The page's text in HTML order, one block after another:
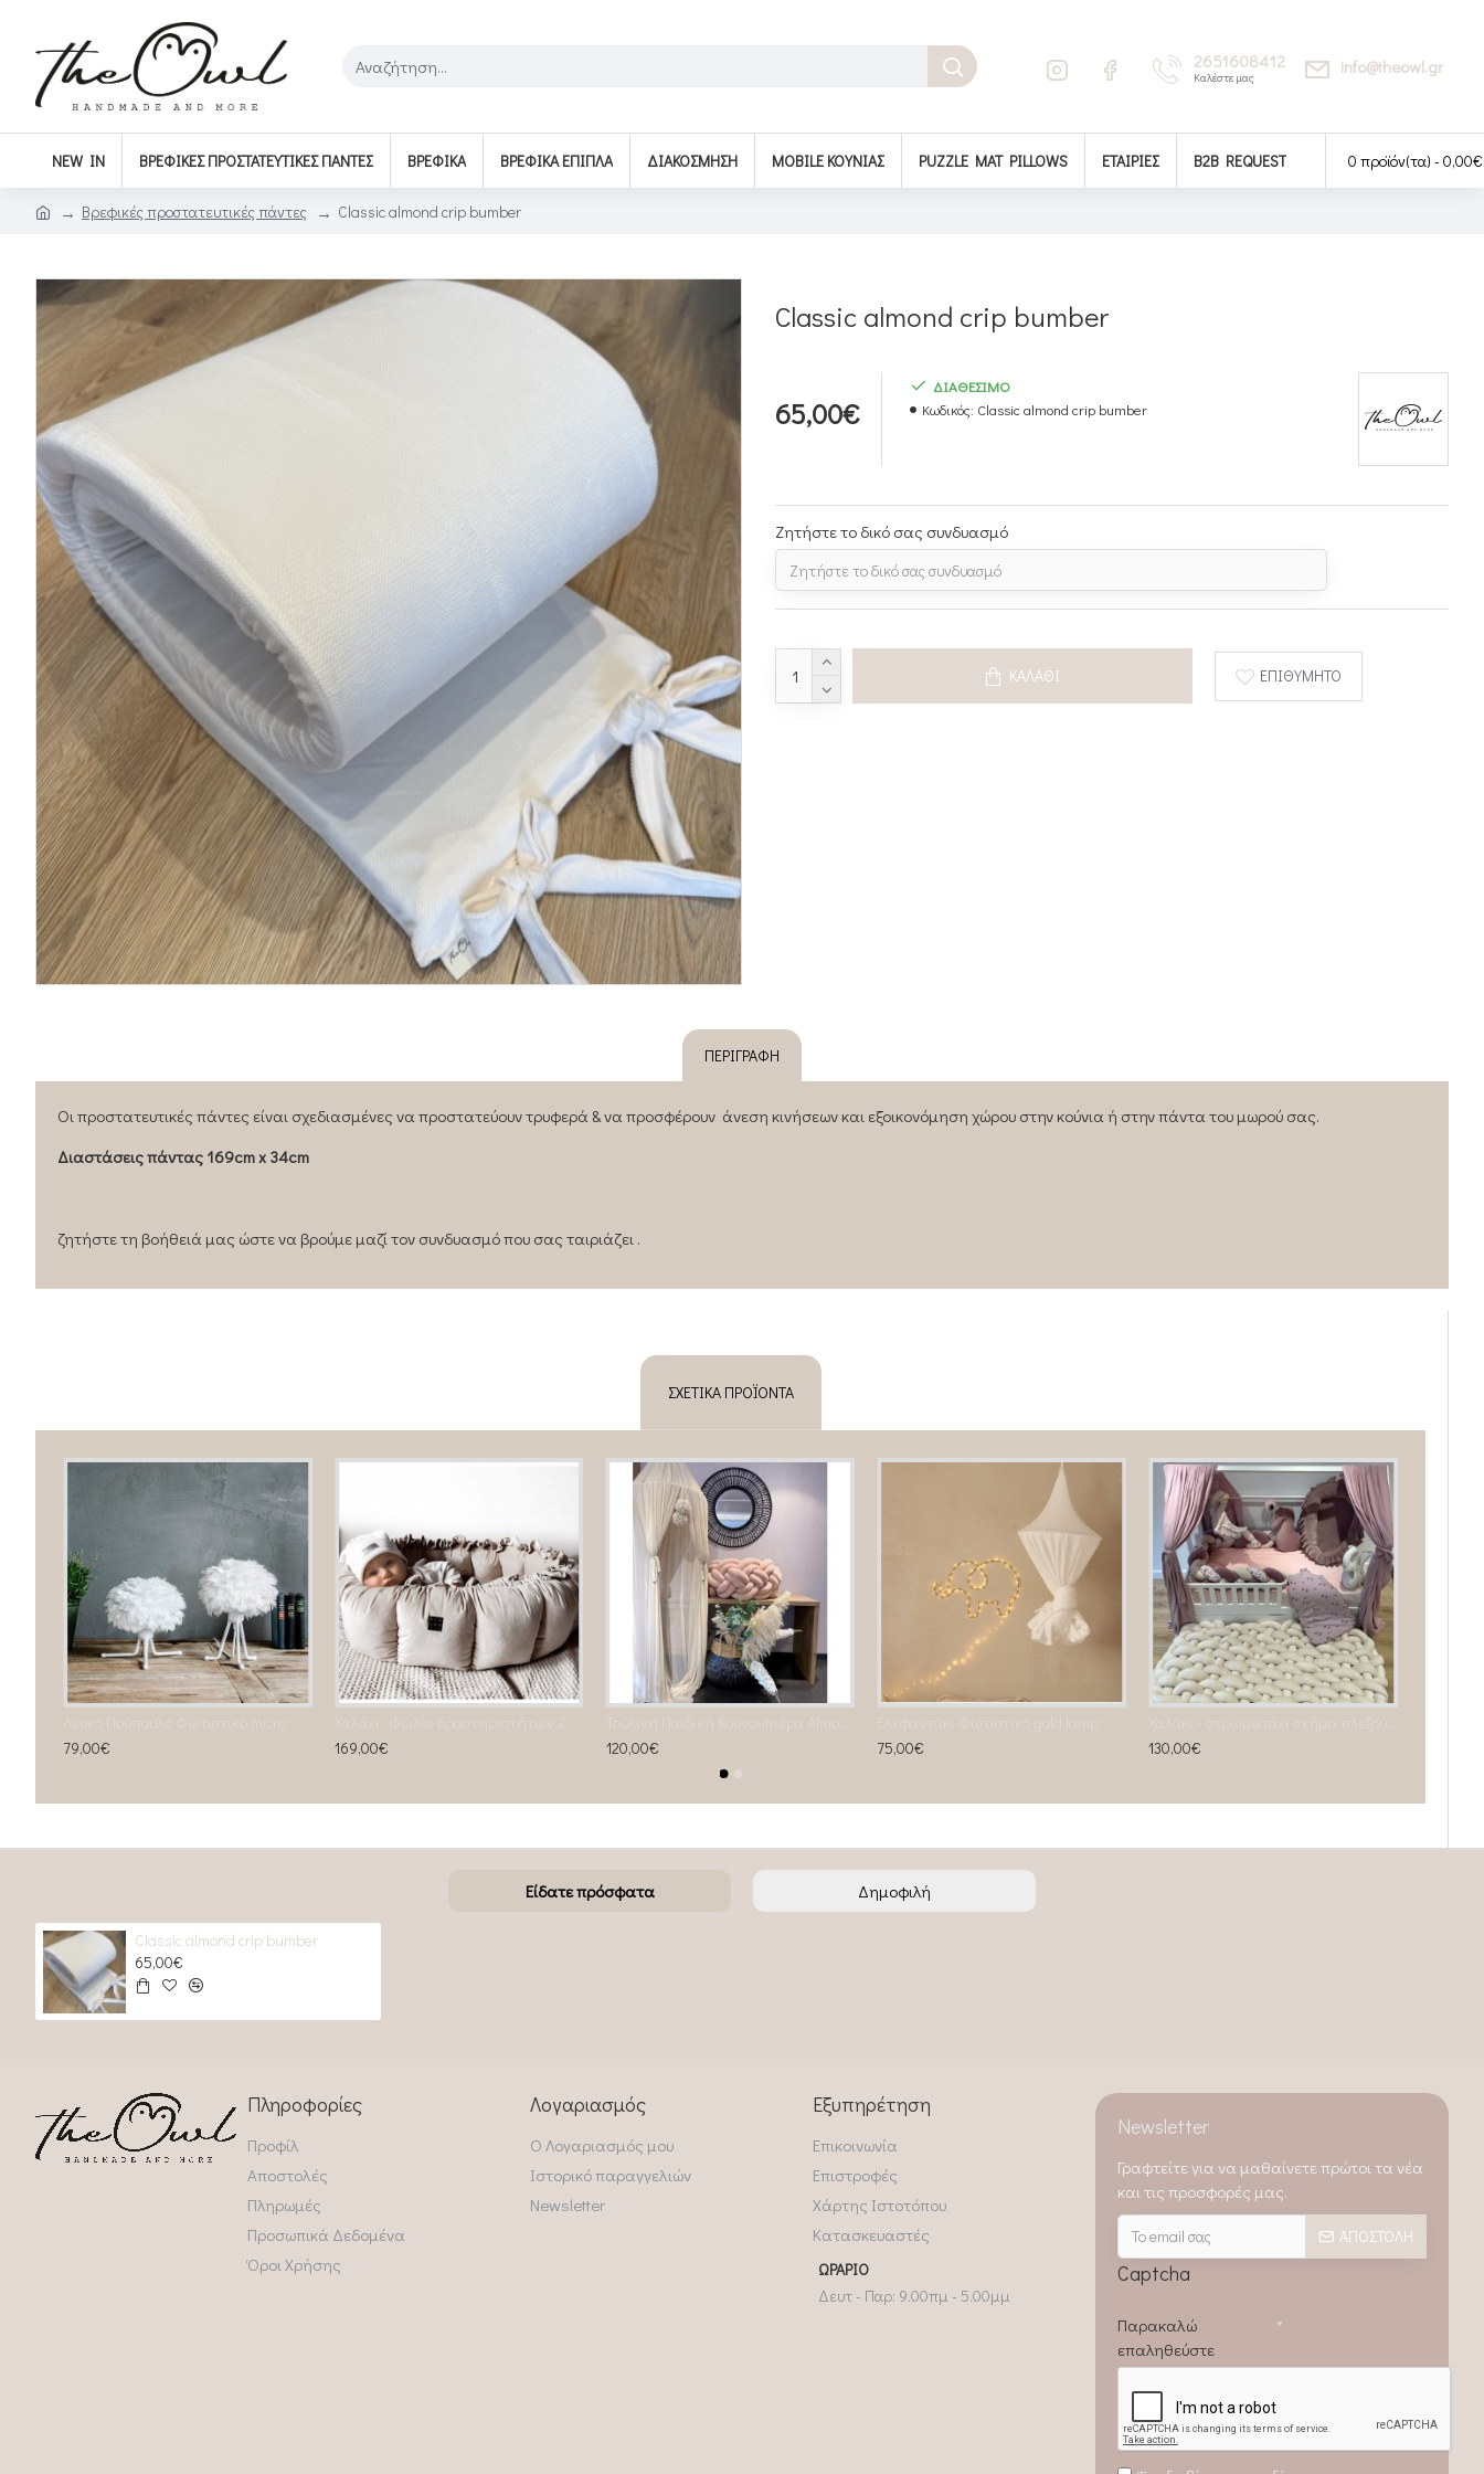
2651608412
Καλέστε μας
info@theowl.gr
NEW IN ΒΡΕΦΙΚΈΣ ΠΡΟΣΤΑΤΕΥΤΙΚΈΣ ΠΆΝΤΕΣ ΒΡΕΦΙΚΆ BΡΕΦΙΚΆ ΈΠΙΠΛΑ ΔΙΑΚΌΣΜΗΣΗ MOBILE ΚΟΎΝΙΑΣ PUZZLE MAT PILLOWS ΕΤΑΙΡΊΕΣ B2B REQUEST 0 προϊόν(τα) - 0,00€
Βρεφικές προστατευτικές πάντες Classic almond crip bumber
Classic almond crip bumber
65,00€
ΔΙΑΘΕΣΙΜΟ
Κωδικός: Classic almond crip bumber
Ζητήστε το δικό σας συνδυασμό
ΚΑΛΆΘΙ ΕΠΙΘΥΜΗΤΌ
ΠΕΡΙΓΡΑΦΉ
Οι προστατευτικές πάντες είναι σχεδιασμένες να προστατεύουν τρυφερά & να προσφέρουν άνεση κινήσεων και εξοικονόμηση χώρου στην κούνια ή στην πάντα του μωρού σας.
Διαστάσεις πάντας 169cm x 34cm
ζητήστε τη βοήθειά μας ώστε να βρούμε μαζί τον συνδυασμό που σας ταιριάζει .
ΣΧΕΤΙΚΆ ΠΡΟΪΌΝΤΑ
79,00€
169,00€
120,00€
75,00€
130,00€
Είδατε πρόσφατα Δημοφιλή
Classic almond crip bumber
65,00€
Πληροφορίες
Προφίλ
Αποστολές
Πληρωμές
Προσωπικά Δεδομένα
Όροι Χρήσης
Λογαριασμός
Ο Λογαριασμός μου
Ιστορικό παραγγελιών
Newsletter
Εξυπηρέτηση
Επικοινωνία
Επιστροφές
Χάρτης Ιστοτόπου
Κατασκευαστές
ΩΡΆΡΙΟ
Δευτ - Παρ: 9.00πμ - 5.00μμ
Newsletter
Γραφτείτε για να μαθαίνετε πρώτοι τα νέα
και τις προσφορές μας.
ΑΠΟΣΤΟΛΉ
Captcha
Παρακαλώ
επαληθεύστε